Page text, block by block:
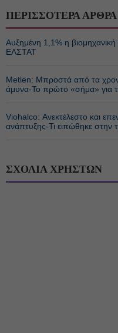
ΠΕΡΙΣΣΟΤΕΡΑ ΑΡΘΡΑ
Αυξημένη 1,1% η
ΕΛΣΤΑΤ
Metlen: Μπροστά από τα
άμυνα-Το πρώτο «σήμα» για
Viohalco: Ανεκτέλεστο και
ανάπτυξης-Τι ειπώθηκε στην
ΣΧΟΛΙΑ ΧΡΗΣΤΩΝ